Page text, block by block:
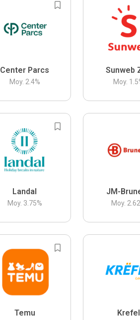
Center Parcs
Moy. 2.4%
Sunweb
Moy. 1.5
Landal
Moy. 3.75%
JM-
Moy. 2.62
Temu Krefel